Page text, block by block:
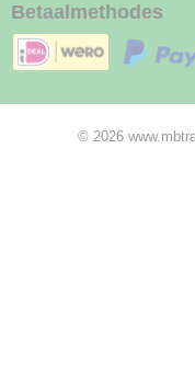
Betaalmethodes
© 2026